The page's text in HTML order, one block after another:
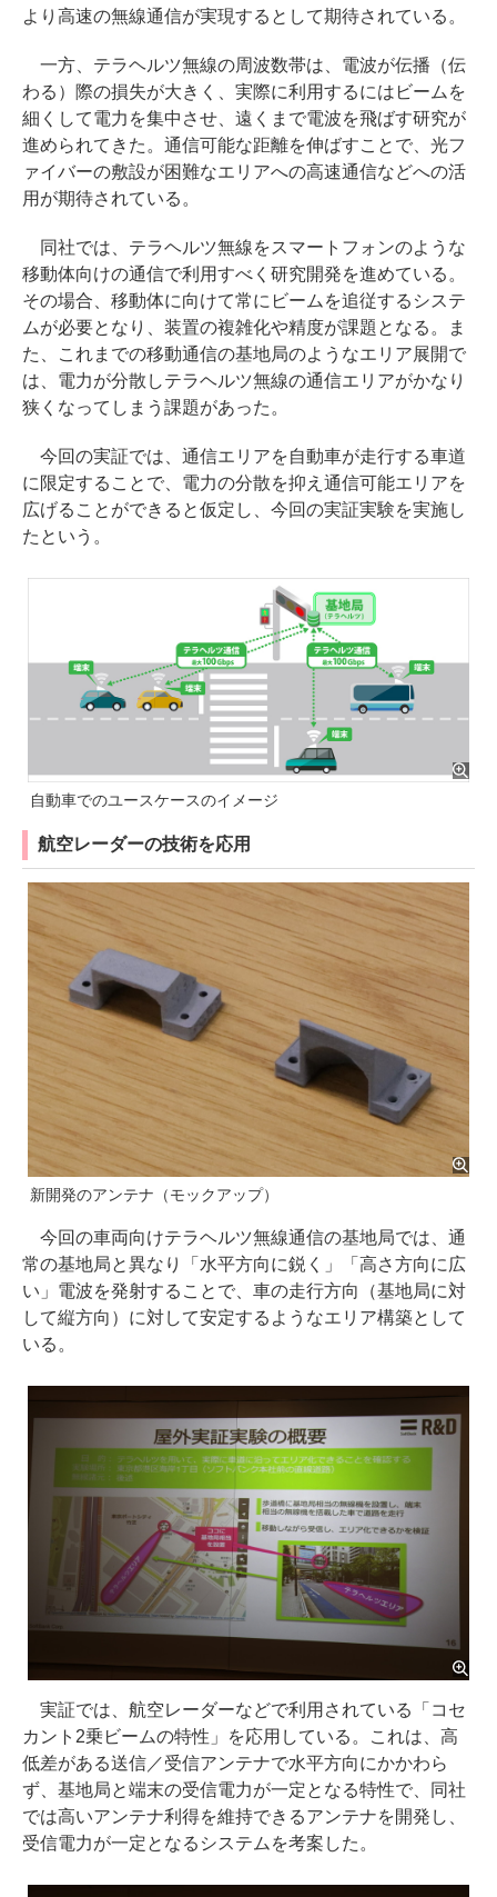
より高速の無線通信が実現するとして期待されている。
一方、テラヘルツ無線の周波数帯は、電波が伝播（伝
わる）際の損失が大きく、実際に利用するにはビームを
細くして電力を集中させ、遠くまで電波を飛ばす研究が
進められてきた。通信可能な距離を伸ばすことで、光フ
ァイバーの敷設が困難なエリアへの高速通信などへの活
用が期待されている。
同社では、テラヘルツ無線をスマートフォンのような
移動体向けの通信で利用すべく研究開発を進めている。
その場合、移動体に向けて常にビームを追従するシステ
ムが必要となり、装置の複雑化や精度が課題となる。ま
た、これまでの移動通信の基地局のようなエリア展開で
は、電力が分散しテラヘルツ無線の通信エリアがかなり
狭くなってしまう課題があった。
今回の実証では、通信エリアを自動車が走行する車道
に限定することで、電力の分散を抑え通信可能エリアを
広げることができると仮定し、今回の実証実験を実施し
たという。
自動車でのユースケースのイメージ
航空レーダーの技術を応用
新開発のアンテナ（モックアップ）
今回の車両向けテラヘルツ無線通信の基地局では、通
常の基地局と異なり「水平方向に鋭く」「高さ方向に広
い」電波を発射することで、車の走行方向（基地局に対
して縦方向）に対して安定するようなエリア構築として
いる。
実証では、航空レーダーなどで利用されている「コセ
カント2乗ビームの特性」を応用している。これは、高
低差がある送信／受信アンテナで水平方向にかかわら
ず、基地局と端末の受信電力が一定となる特性で、同社
では高いアンテナ利得を維持できるアンテナを開発し、
受信電力が一定となるシステムを考案した。